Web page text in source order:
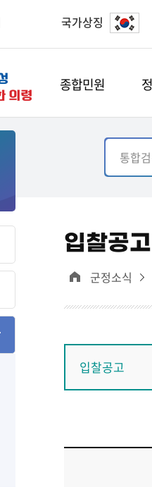
국가상징
종합민원
입찰공고
군정소식
입찰공고